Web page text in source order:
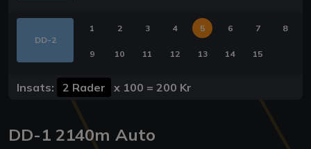
DD-2
1 2 3 4 5 6 7 8
9 10 11 12 13 14 15
Insats: 2 Rader x 100 = 200 Kr
DD-1 2140m Auto